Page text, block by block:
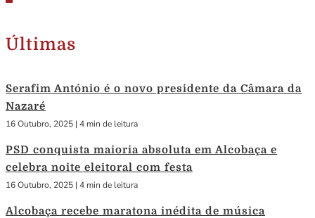
Últimas
Serafim António é o novo presidente da Câmara da
Nazaré
16 Outubro, 2025 | 4 min de leitura
PSD conquista maioria absoluta em Alcobaça e
celebra noite eleitoral com festa
16 Outubro, 2025 | 4 min de leitura
Alcobaça recebe maratona inédita de música